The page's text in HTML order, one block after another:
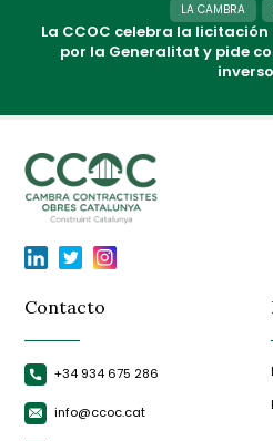
LA CAMBRA
La CCOC celebra la
por la Generalitat y pide
Contacto
+34 934 675 286
info@ccoc.cat